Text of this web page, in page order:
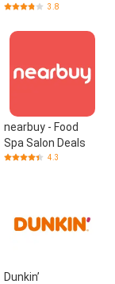
3.8
nearbuy - Food
Spa Salon Deals
4.3
Dunkin’